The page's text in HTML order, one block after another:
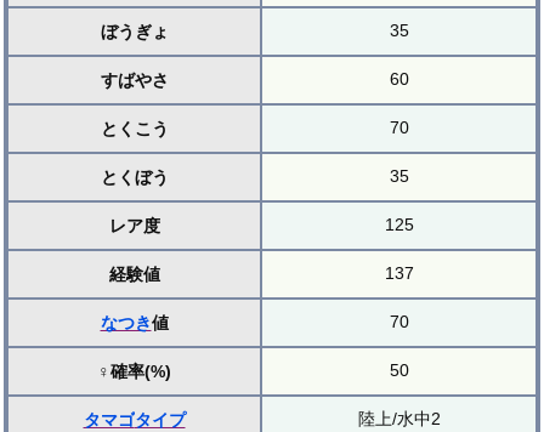
ぼうぎょ 35
すばやさ 60
とくこう 70
とくぼう 35
レア度 125
経験値 137
なつき値 70
♀確率(%) 50
タマゴタイプ 陸上/水中2